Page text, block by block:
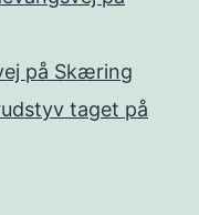
på Skæring
taget på